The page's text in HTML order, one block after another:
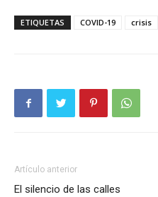
ETIQUETAS COVID-19 crisis
Artículo anterior
El silencio de las calles